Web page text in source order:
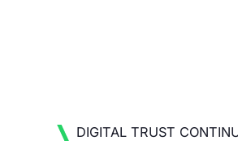
DIGITAL TRUST